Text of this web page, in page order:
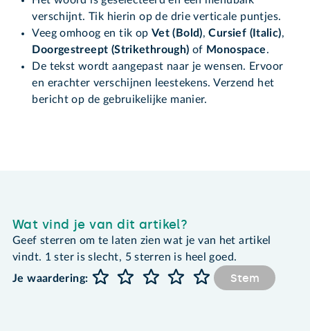
verschijnt. Tik hierin op de drie verticale puntjes.
Veeg omhoog en tik op Vet (Bold),Cursief (Italic),
Doorgestreept (Strikethrough) of Monospace.
De tekst wordt aangepast naar je wensen. Ervoor
en erachter verschijnen leestekens. Verzend het
bericht op de gebruikelijke manier.
Wat vind je van dit artikel?
Geef sterren om te laten zien wat je van het artikel
vindt. 1 ster is slecht, 5 sterren is heel goed.
Je waardering:
Stem